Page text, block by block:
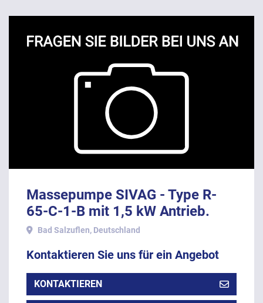
Massepumpe SIVAG - Type R-
65-C-1-B mit 1,5 kW Antrieb.
Bad Salzuflen, Deutschland
Kontaktieren Sie uns für ein Angebot
KONTAKTIEREN